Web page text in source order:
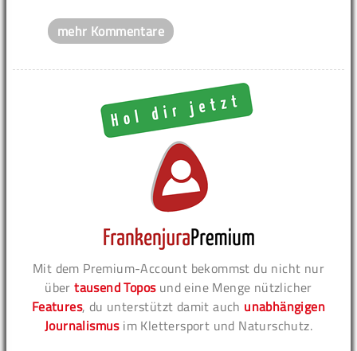
mehr Kommentare
Mit dem Premium-Account bekommst du nicht nur
übertausend Toposund eine Menge nützlicher
Features, du unterstützt damit auch unabhängigen
Journalismusim Klettersport und Naturschutz.